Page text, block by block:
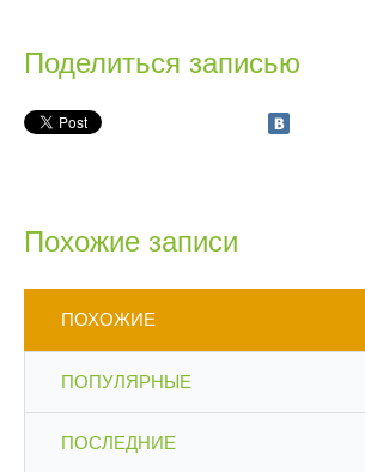
Поделиться записью
Похожие записи
ПОХОЖИЕ
ПОПУЛЯРНЫЕ
ПОСЛЕДНИЕ